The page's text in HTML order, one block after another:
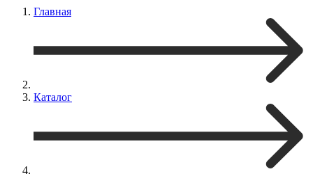
Главная
Каталог